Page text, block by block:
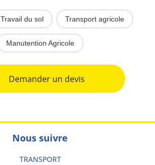
Travail du sol Transport agricole
Manutention Agricole
Demander un devis
Nous suivre
TRANSPORT